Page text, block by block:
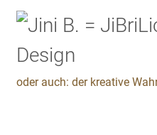
oder auch: der kreative